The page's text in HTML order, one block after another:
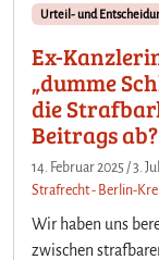
Urteil- und
Ex-
„dumme
die
Beitrags ab?
14. Februar 2025 /3.
Strafrecht - Berlin-
Wir haben uns
zwischen